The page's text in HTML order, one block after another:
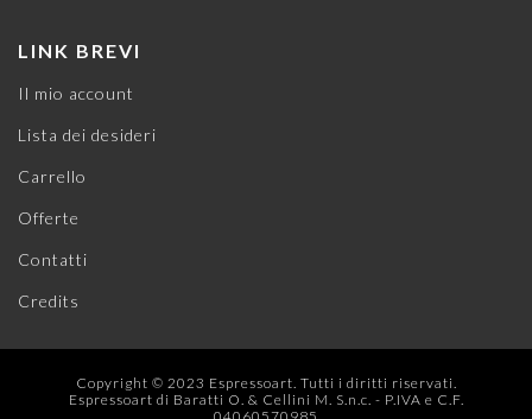
LINK BREVI
Il mio account
Lista dei desideri
Carrello
Offerte
Contatti
Credits
Copyright © 2023 Espressoart. Tutti i diritti riservati.
Espressoart di Baratti O. & Cellini M. S.n.c. - P.IVA e C.F.